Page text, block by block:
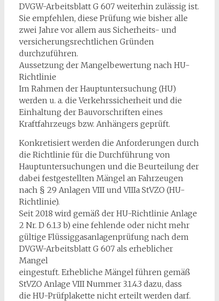
DVGW-Arbeitsblatt G 607 weiterhin zulässig ist.
Sie empfehlen, diese Prüfung wie bisher alle
zwei Jahre vor allem aus Sicherheits- und
versicherungsrechtlichen Gründen
durchzuführen.
Aussetzung der Mangelbewertung nach HU-
Richtlinie
Im Rahmen der Hauptuntersuchung (HU)
werden u. a. die Verkehrssicherheit und die
Einhaltung der Bauvorschriften eines
Kraftfahrzeugs bzw. Anhängers geprüft.
Konkretisiert werden die Anforderungen durch
die Richtlinie für die Durchführung von
Hauptuntersuchungen und die Beurteilung der
dabei festgestellten Mängel an Fahrzeugen
nach § 29 Anlagen VIII und VIIIa StVZO (HU-
Richtlinie).
Seit 2018 wird gemäß der HU-Richtlinie Anlage
2 Nr. D 6.1.3 b) eine fehlende oder nicht mehr
gültige Flüssiggasanlagenprüfung nach dem
DVGW-Arbeitsblatt G 607 als erheblicher
Mangel
eingestuft. Erhebliche Mängel führen gemäß
StVZO Anlage VIII Nummer 3.1.4.3 dazu, dass
die HU-Prüfplakette nicht erteilt werden darf.